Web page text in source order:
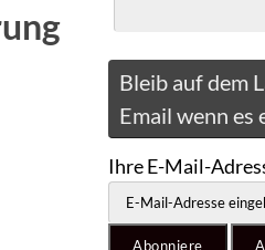
Bleib auf dem
Email wenn es
Ihre E-Mail-